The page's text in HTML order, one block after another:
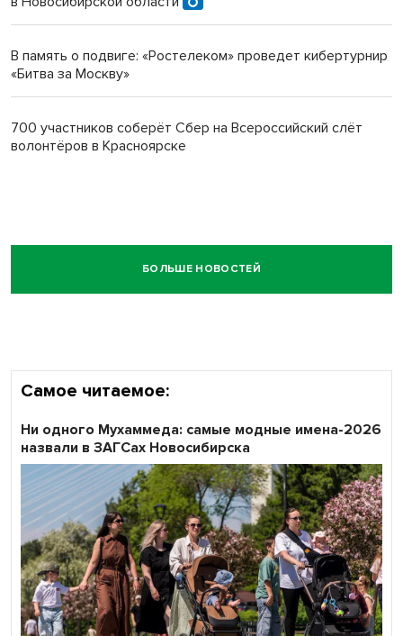
В память о подвиге: «Ростелеком» проведет кибертурнир
«Битва за Москву»
700 участников соберёт Сбер на Всероссийский слёт
волонтёров в Красноярске
БОЛЬШЕ НОВОСТЕЙ
Самое читаемое:
Ни одного Мухаммеда: самые модные имена-2026
назвали в ЗАГСах Новосибирска